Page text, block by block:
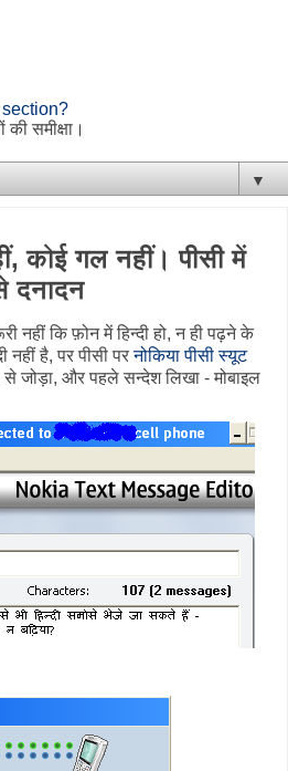
समीक्षा।
▼
कोई गल नहीं। पीसी में
दनादन
नहीं कि फ़ोन में हिन्दी हो, न ही पढ़ने के
नहीं है, पर पीसी परनोकिया पीसी स्यूट
जोड़ा, और पहले सन्देश लिखा - मोबाइल